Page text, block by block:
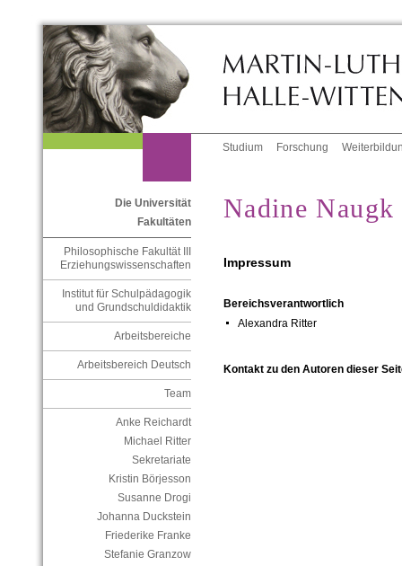
Studium Forschung
Die Universität
Fakultäten
Philosophische Fakultät III
Erziehungswissenschaften
Institut für Schulpädagogik
und Grundschuldidaktik
Arbeitsbereiche
Arbeitsbereich Deutsch
Team
Anke Reichardt
Michael Ritter
Sekretariate
Kristin Börjesson
Susanne Drogi
Johanna Duckstein
Friederike Franke
Stefanie Granzow
Nadine Naugk
Impressum
Bereichsverantwortlich
Alexandra Ritter
Kontakt zu den Autoren dieser